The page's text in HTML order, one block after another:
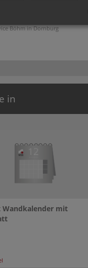
Böhm in Dornburg
in
Wandkalender mit